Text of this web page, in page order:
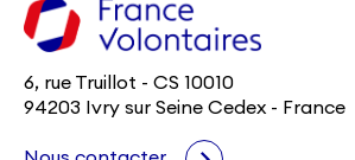
6, rue Truillot - CS 10010
94203 Ivry sur Seine Cedex - France